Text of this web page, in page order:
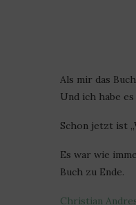
Als mir das
Und ich habe
Schon jetzt ist
Es war wie
Buch zu Ende.
Christian